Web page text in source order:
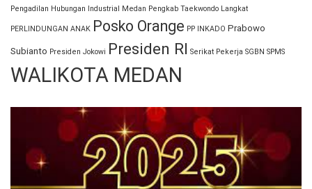
Pengadilan Hubungan Industrial Medan Pengkab Taekwondo Langkat
PERLINDUNGAN ANAK Posko Orange PP INKADO Prabowo
Subianto Presiden Jokowi Presiden RI Serikat Pekerja SGBN SPMS
WALIKOTA MEDAN